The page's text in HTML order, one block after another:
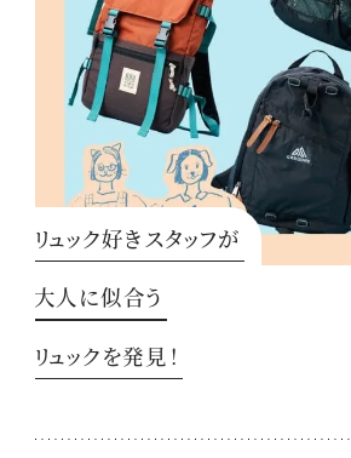
リュック好きスタッフが
大人に似合う
リュックを発見！